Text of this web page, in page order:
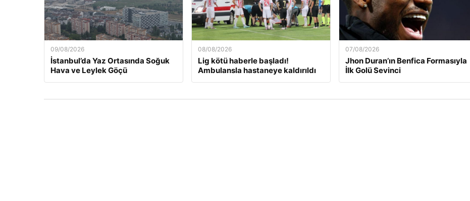
09/08/2026
İstanbul’da Yaz Ortasında Soğuk
Hava ve Leylek Göçü
08/08/2026
Lig kötü haberle başladı!
Ambulansla hastaneye kaldırıldı
07/08/2026
Jhon Duran’ın Benfica Formasıyla
İlk Golü Sevinci